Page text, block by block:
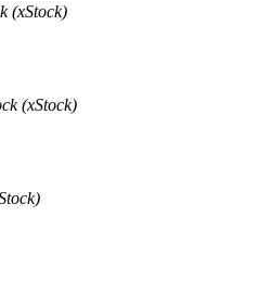
(xStock)
(xStock)